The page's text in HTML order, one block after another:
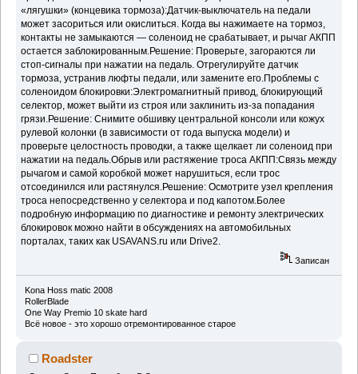
«лягушки» (концевика тормоза):Датчик-выключатель на педали
может засориться или окислиться. Когда вы нажимаете на тормоз,
контакты не замыкаются — соленоид не срабатывает, и рычаг АКПП
остается заблокированным.Решение: Проверьте, загораются ли
стоп-сигналы при нажатии на педаль. Отрегулируйте датчик
тормоза, устранив люфты педали, или замените его.Проблемы с
соленоидом блокировки:Электромагнитный привод, блокирующий
селектор, может выйти из строя или заклинить из-за попадания
грязи.Решение: Снимите обшивку центральной консоли или кожух
рулевой колонки (в зависимости от года выпуска модели) и
проверьте целостность проводки, а также щелкает ли соленоид при
нажатии на педаль.Обрыв или растяжение троса АКПП:Связь между
рычагом и самой коробкой может нарушиться, если трос
отсоединился или растянулся.Решение: Осмотрите узел крепления
троса непосредственно у селектора и под капотом.Более
подробную информацию по диагностике и ремонту электрических
блокировок можно найти в обсуждениях на автомобильных
порталах, таких как USAVANS.ru или Drive2.
Записан
Kona Hoss matic 2008
RollerBlade
One Way Premio 10 skate hard
Всё новое - это хорошо отремонтированное старое
Roadster